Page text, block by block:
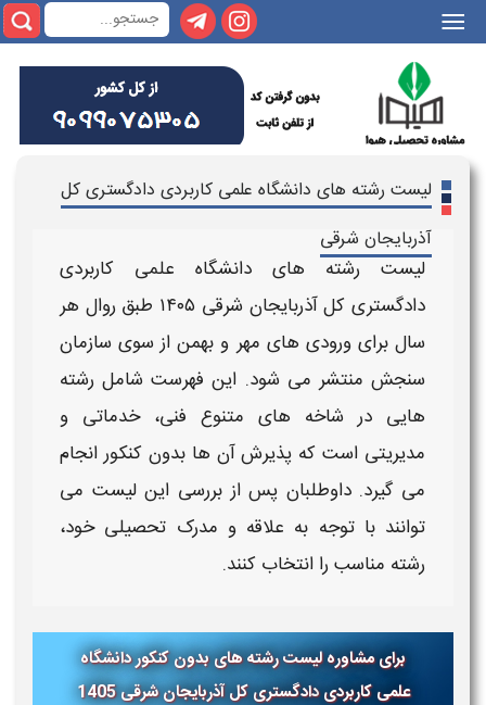
|||
لیست رشته های دانشگاه علمی کاربردی دادگستری کل
آذربایجان شرقی
لیست رشته های دانشگاه علمی کاربردی
دادگستری کل آذربایجان شرقی​ ۱۴۰۵
طبق روال هر
سال برای ورودی‌ های مهر و بهمن از سوی سازمان
سنجش منتشر می‌ شود. این فهرست شامل رشته‌
هایی در شاخه‌ های متنوع فنی، خدماتی و
مدیریتی است که پذیرش آن‌ هابدون کنکورانجام
می‌ گیرد. داوطلبان پس از بررسی اینلیست می‌
توانند با توجه به علاقه و مدرک تحصیلی خود،
رشته مناسب را انتخاب کنند.
برای مشاوره لیست رشته های بدون کنکور دانشگاه
علمی کاربردیدادگستری کل آذربایجان شرقی1405